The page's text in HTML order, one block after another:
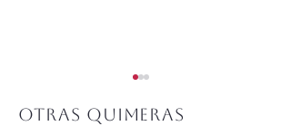
Otras quimeras